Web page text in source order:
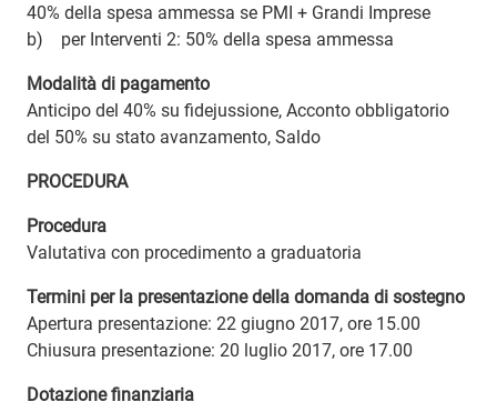
40% della spesa ammessa se PMI + Grandi Imprese
b) per Interventi 2: 50% della spesa ammessa
Modalità di pagamento
Anticipo del 40% su fidejussione, Acconto obbligatorio
del 50% su stato avanzamento, Saldo
PROCEDURA
Procedura
Valutativa con procedimento a graduatoria
Termini per la presentazione della domanda di sostegno
Apertura presentazione: 22 giugno 2017, ore 15.00
Chiusura presentazione: 20 luglio 2017, ore 17.00
Dotazione finanziaria